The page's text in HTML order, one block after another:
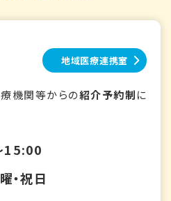
地域医療連携室
機関等からの紹介予約制に
15:00
・祝日